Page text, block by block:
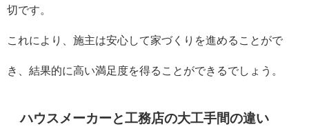
切です。
これにより、施主は安心して家づくりを進めることがで
き、結果的に高い満足度を得ることができるでしょう。
ハウスメーカーと工務店の大工手間の違い